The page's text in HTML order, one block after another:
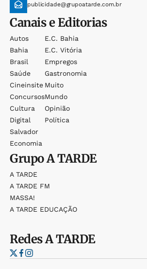
publicidade@grupoatarde.com.br
Canais e Editorias
Autos
Bahia
Brasil
Saúde
Cineinsite
Concursos
Cultura
Digital
Salvador
Economia
E.c. Bahia
E.c. Vitória
Empregos
Gastronomia
Muito
Mundo
Opinião
Política
GrupoA TARDE
A TARDE
A TARDE FM
MASSA!
A TARDE EDUCAÇÃO
RedesA TARDE